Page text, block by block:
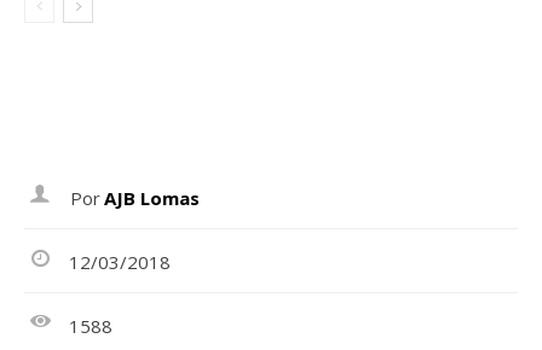
PorAJB Lomas
12/03/2018
1588